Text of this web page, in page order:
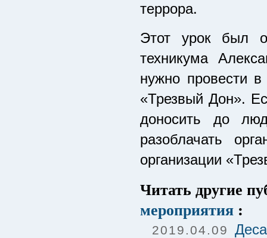
террора.
Этот урок был
техникума
нужно провести
«Трезвый Дон».
доносить до
разоблачать
организации
Читать другие
мероприятия :
2019.04.09